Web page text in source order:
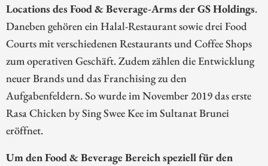
Locations des Food & Beverage-Arms der GS Holdings.
Daneben gehören ein Halal-Restaurant sowie drei Food
Courts mit verschiedenen Restaurants und Coffee Shops
zum operativen Geschäft. Zudem zählen die Entwicklung
neuer Brands und das Franchising zu den
Aufgabenfeldern. So wurde im November 2019 das erste
Rasa Chicken by Sing Swee Kee im Sultanat Brunei
eröffnet.
Um den Food & Beverage Bereich speziell für den